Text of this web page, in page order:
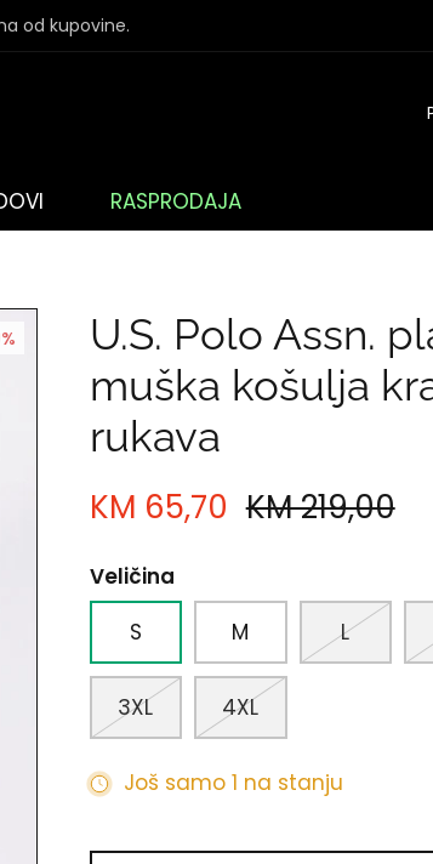
od kupovine.
RASPRODAJA
U.S. Polo Assn.
muška košulja
rukava
KM 65,70 KM 219,00
Veličina
S
M L
3XL 4XL
Još samo 1 na stanju